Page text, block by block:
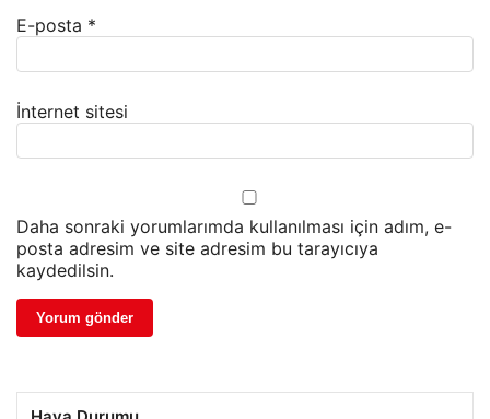
E-posta *
İnternet sitesi
Daha sonraki yorumlarımda kullanılması için adım, e-
posta adresim ve site adresim bu tarayıcıya
kaydedilsin.